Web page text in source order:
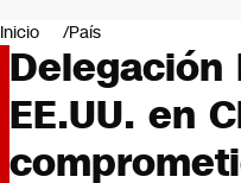
Negocios
Deportes
Programas completos
Cultura
Servicios
Bits
Inicio País
Delegación
EE.UU. en